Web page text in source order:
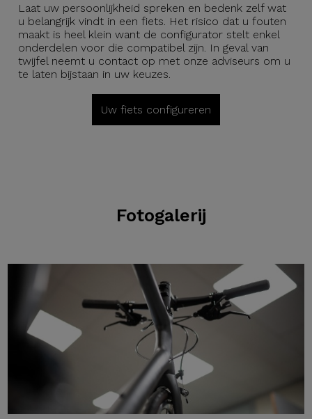
Laat uw persoonlijkheid spreken en bedenk zelf wat
u belangrijk vindt in een fiets. Het risico dat u fouten
maakt is heel klein want de configurator stelt enkel
onderdelen voor die compatibel zijn. In geval van
twijfel neemt u contact op met onze adviseurs om u
te laten bijstaan in uw keuzes.
Uw fiets configureren
Fotogalerij